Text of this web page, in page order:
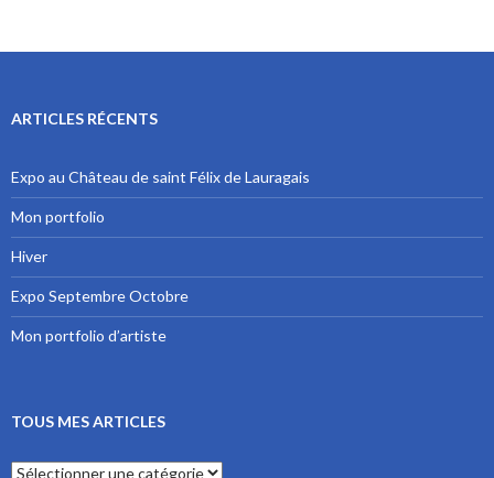
ARTICLES RÉCENTS
Expo au Château de saint Félix de Lauragais
Mon portfolio
Hiver
Expo Septembre Octobre
Mon portfolio d’artiste
TOUS MES ARTICLES
Tous mes articles